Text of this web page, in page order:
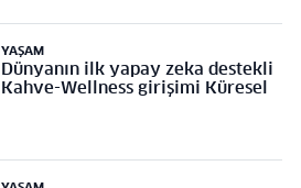
YAŞAM
Dünyanın ilk yapay zeka destekli
Kahve-Wellness girişimi Küresel